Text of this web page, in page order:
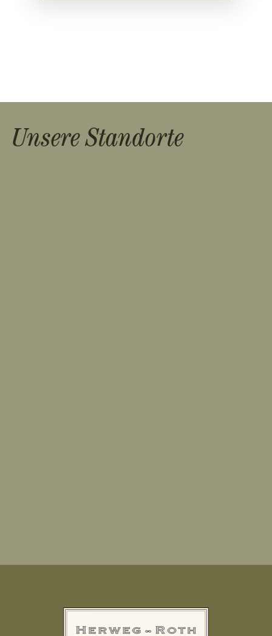
Unsere Standorte